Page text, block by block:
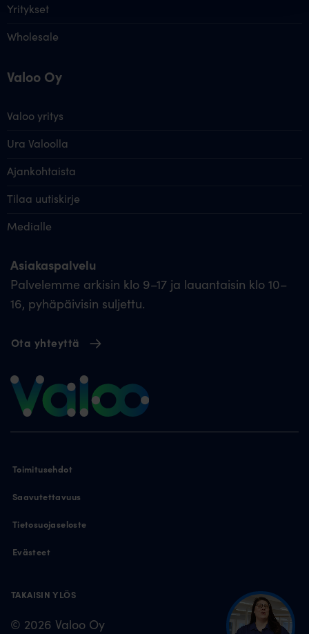
Yritykset
Wholesale
Valoo Oy
Valoo yritys
Ura Valoolla
Ajankohtaista
Tilaa uutiskirje
Medialle
Asiakaspalvelu
Palvelemme arkisin klo 9–17 ja lauantaisin klo 10–
16, pyhäpäivisin suljettu.
Ota yhteyttä
TAKAISIN YLÖS
© 2026 Valoo Oy
Toimitusehdot
Saavutettavuus
Tietosuojaseloste
Evästeet